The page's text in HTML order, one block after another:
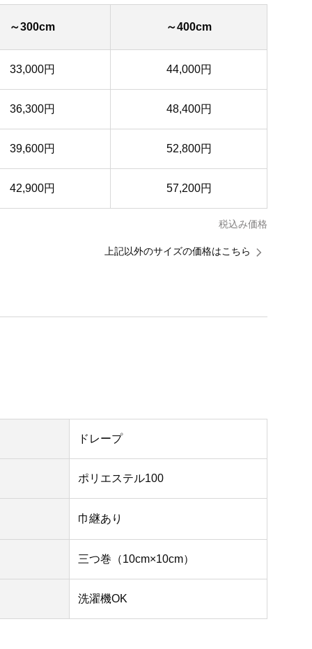
～300cm ～400cm
33,000円 44,000円
36,300円 48,400円
39,600円 52,800円
42,900円 57,200円
税込み価格
上記以外のサイズの価格はこちら
ドレープ
ポリエステル100
巾継あり
三つ巻（10cm×10cm）
洗濯機OK